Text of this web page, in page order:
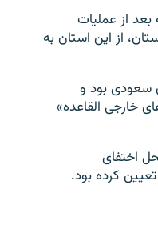
از عملیات
از این استان به
سعودی بود و
خارجی القاعده»
اختفای
کرده بود.